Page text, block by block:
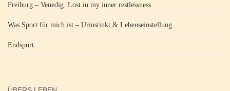
Freiburg – Venedig. Lost in my inner restlessness.
Was Sport für mich ist – Urinstinkt & Lebenseinstellung.
Endspurt.